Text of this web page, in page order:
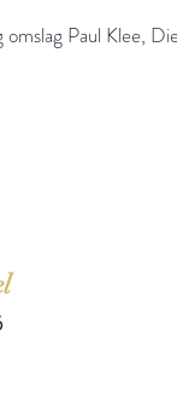
omslag Paul Klee,